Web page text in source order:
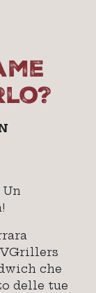
Un
che
delle tue